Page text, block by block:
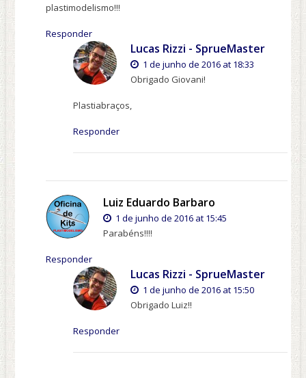
plastimodelismo!!!
Responder
Lucas Rizzi - SprueMaster
1 de junho de 2016 at 18:33
Obrigado Giovani!
Plastiabraços,
Responder
Luiz Eduardo Barbaro
1 de junho de 2016 at 15:45
Parabéns!!!!
Responder
Lucas Rizzi - SprueMaster
1 de junho de 2016 at 15:50
Obrigado Luiz!!
Responder